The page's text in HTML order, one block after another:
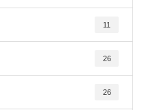
11
26
26